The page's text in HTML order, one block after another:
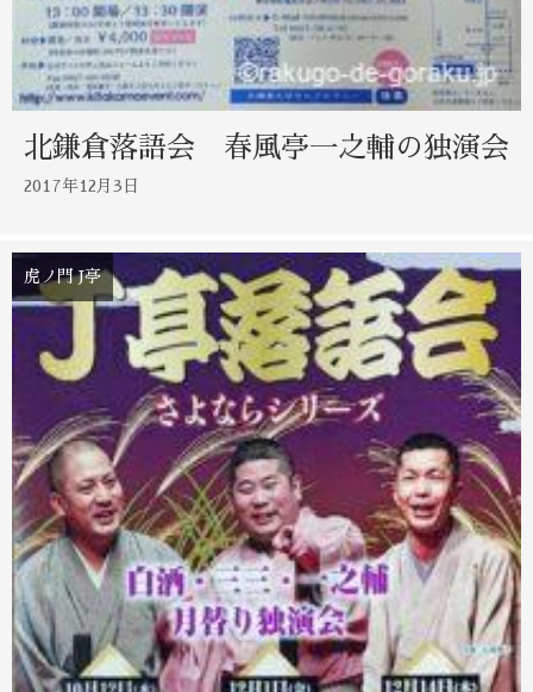
北鎌倉落語会 春風亭一之輔の独演会
2017年12月3日
虎ノ門 J亭